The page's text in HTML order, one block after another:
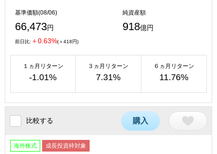
基準価額(08/06)
66,473円
純資産額
918億円
前日比: ＋0.63%(＋418円)
１ヵ月リターン
-1.01%
３ヵ月リターン
7.31%
６ヵ月リターン
11.76%
比較する 購入
海外株式 成長投資枠対象